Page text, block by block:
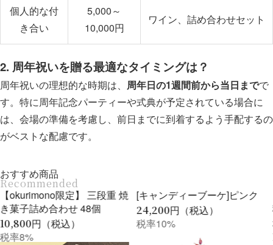
個人的な付
き合い
5,000～
10,000円
ワイン、詰め合わせセット
2. 周年祝いを贈る最適なタイミングは？
周年祝いの理想的な時期は、 周年日の1週間前から当日までで
す。特に周年記念パーティーや式典が予定されている場合に
は、会場の準備を考慮し、前日までに到着するよう手配するの
がベストな配慮です。
おすすめ商品
Recommended
[キャンディーブーケ]ピンク
24,200円（税込）
税率10%
【ロゴシール付き/送料無
料】[Re∞soy リソイ]豆乳お
からクッキー 96枚入
円（税込）